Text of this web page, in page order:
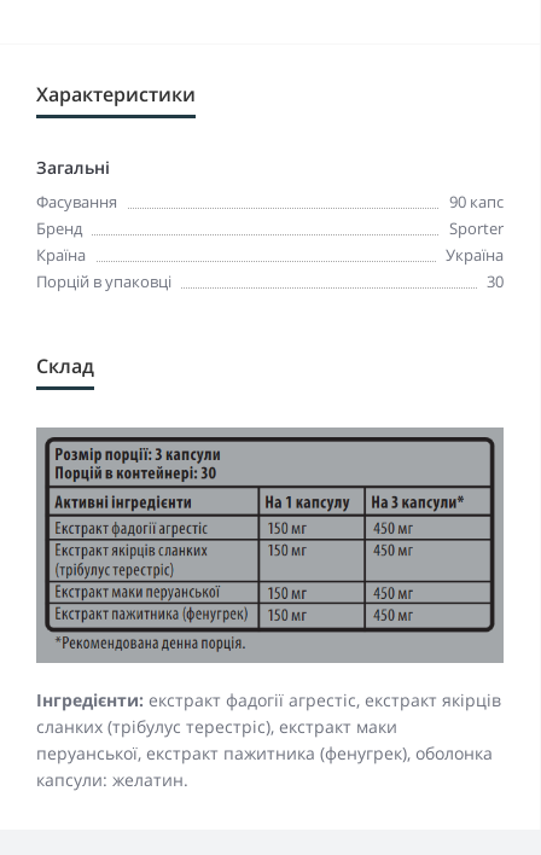
Характеристики
Загальні
Фасування
90 капс
Бренд
Sporter
Країна
Україна
Порцій в упаковці
30
Склад
Інгредiєнти: екстракт фадогії агрестіс, екстракт якірців
сланких (трібулус терестріс), екстракт маки
перуанської, екстракт пажитника (фенугрек), оболонка
капсули: желатин.